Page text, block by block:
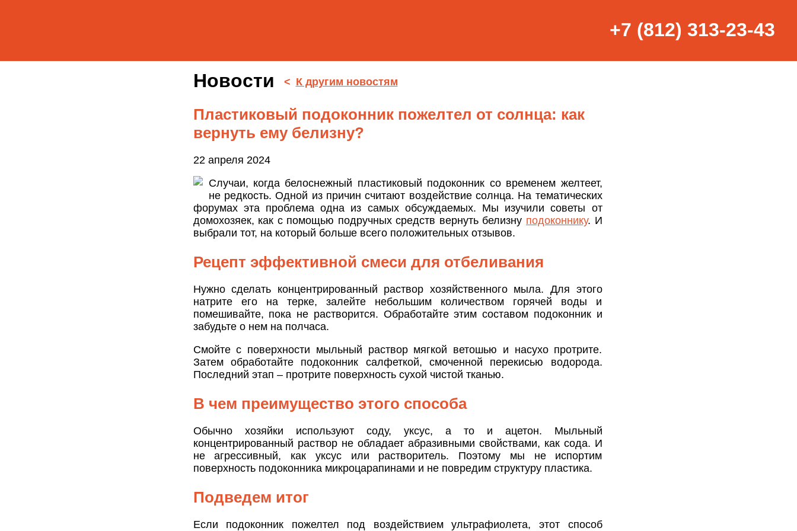
+7 (812) 313-23-43
Новости < К другим новостям
Пластиковый подоконник пожелтел от солнца: как
вернуть ему белизну?
22 апреля 2024
Случаи, когда белоснежный пластиковый подоконник со временем желтеет,
не редкость. Одной из причин считают воздействие солнца. На тематических
форумах эта проблема одна из самых обсуждаемых. Мы изучили советы от
домохозяек, как с помощью подручных средств вернуть белизну подоконнику. И
выбрали тот, на который больше всего положительных отзывов.
Рецепт эффективной смеси для отбеливания
Нужно сделать концентрированный раствор хозяйственного мыла. Для этого
натрите его на терке, залейте небольшим количеством горячей воды и
помешивайте, пока не растворится. Обработайте этим составом подоконник и
забудьте о нем на полчаса.
Смойте с поверхности мыльный раствор мягкой ветошью и насухо протрите.
Затем обработайте подоконник салфеткой, смоченной перекисью водорода.
Последний этап – протрите поверхность сухой чистой тканью.
В чем преимущество этого способа
Обычно хозяйки используют соду, уксус, а то и ацетон. Мыльный
концентрированный раствор не обладает абразивными свойствами, как сода. И
не агрессивный, как уксус или растворитель. Поэтому мы не испортим
поверхность подоконника микроцарапинами и не повредим структуру пластика.
Подведем итог
Если подоконник пожелтел под воздействием ультрафиолета, этот способ